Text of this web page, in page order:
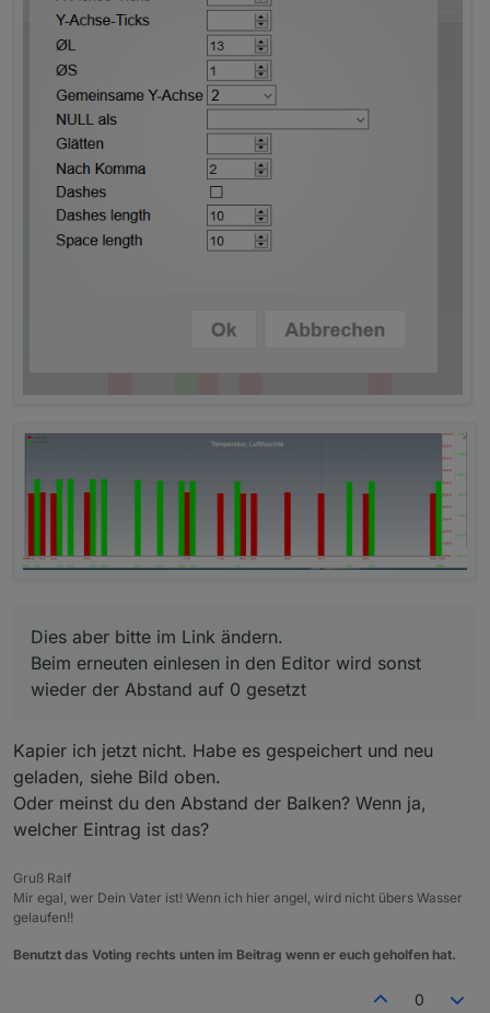
Dies aber bitte im Link ändern.
Beim erneuten einlesen in den Editor wird sonst
wieder der Abstand auf 0 gesetzt
Kapier ich jetzt nicht. Habe es gespeichert und neu
geladen, siehe Bild oben.
Oder meinst du den Abstand der Balken? Wenn ja,
welcher Eintrag ist das?
Gruß Ralf
Mir egal, wer Dein Vater ist! Wenn ich hier angel, wird nicht übers Wasser
gelaufen!!
Benutzt das Voting rechts unten im Beitrag wenn er euch geholfen hat.
0